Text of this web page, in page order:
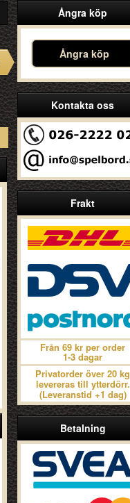
Ångra köp
Ångra köp
Kontakta oss
Frakt
Från 69 kr per order
1-3 dagar
Privatorder över 20 kg
levereras till ytterdörr.
(Leveranstid +1 dag)
Betalning